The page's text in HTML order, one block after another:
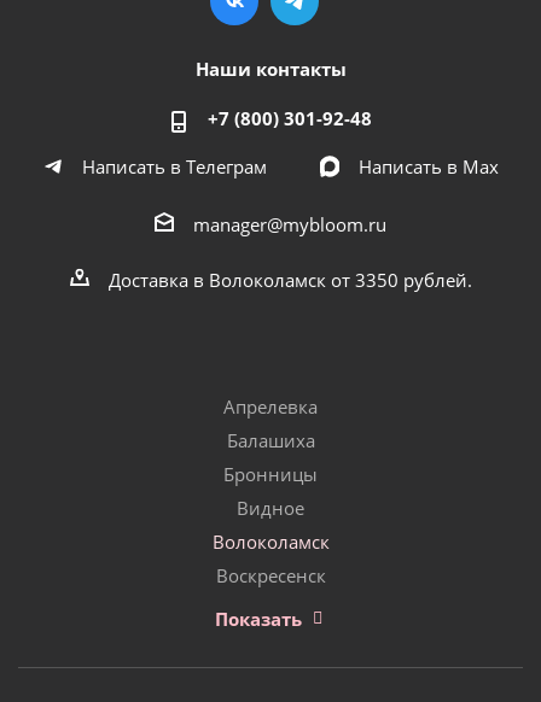
Наши контакты
+7 (800) 301-92-48
Написать в Телеграм
Написать в Мах
manager@mybloom.ru
Доставка в Волоколамск от 3350 рублей.
Апрелевка
Балашиха
Бронницы
Видное
Волоколамск
Воскресенск
Показать